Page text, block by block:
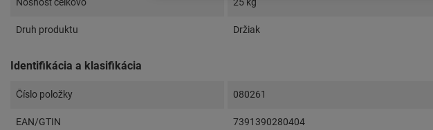
Nosnosť celkovo 25 kg
Druh produktu Držiak
Identifikácia a klasifikácia
Číslo položky 080261
EAN/GTIN 7391390280404